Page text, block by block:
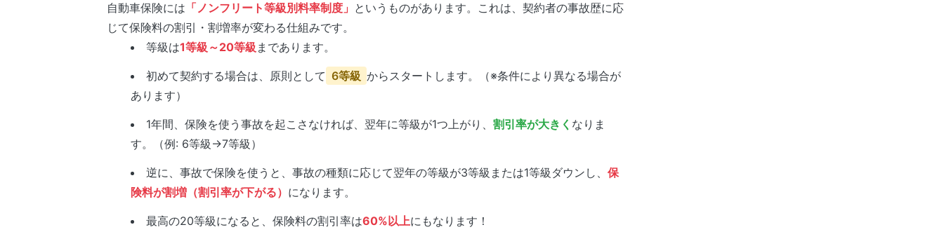
自動車保険には 「ノンフリート等級別料率制度」 というものがあります。これは、契約者の事故歴に応
じて保険料の割引・割増率が変わる仕組みです。
等級は1等級～20等級 まであります。
初めて契約する場合は、原則として 6等級 からスタートします。（※条件により異なる場合が
あります）
1年間、保険を使う事故を起こさなければ、翌年に等級が1つ上がり、 割引率が大きく なりま
す。（例: 6等級→7等級）
逆に、事故で保険を使うと、事故の種類に応じて翌年の等級が3等級または1等級ダウンし、 保
険料が割増（割引率が下がる） になります。
最高の20等級になると、保険料の割引率は60%以上にもなります！